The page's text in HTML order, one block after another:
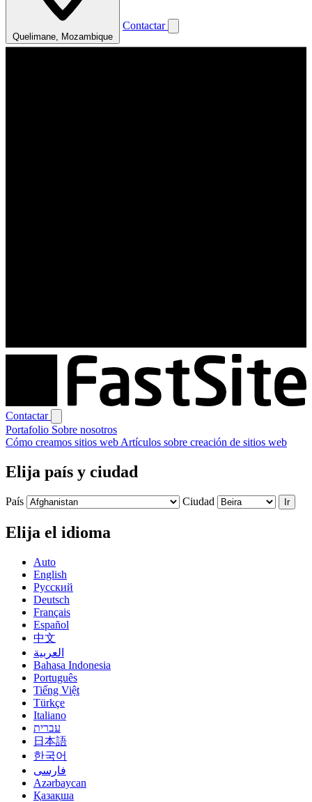
Quelimane, Mozambique
Contactar
Contactar
Portafolio Sobre nosotros
Cómo creamos sitios web Artículos sobre creación de sitios web
Elija país y ciudad
País Ciudad Ir
Elija el idioma
Auto
English
Русский
Deutsch
Français
Español
中文
العربية
Bahasa Indonesia
Português
Tiếng Việt
Türkçe
Italiano
עברית
日本語
한국어
فارسی
Azərbaycan
Қазақша